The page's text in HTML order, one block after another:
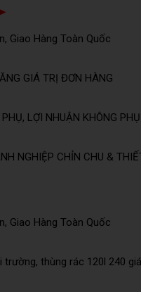
Giao Hàng Toàn Quốc
GIÁ TRỊ ĐƠN HÀNG
LỢI NHUẬN KHÔNG PHỤ
NGHIỆP CHỈN CHU &
Giao Hàng Toàn Quốc
thùng rác 120l 240